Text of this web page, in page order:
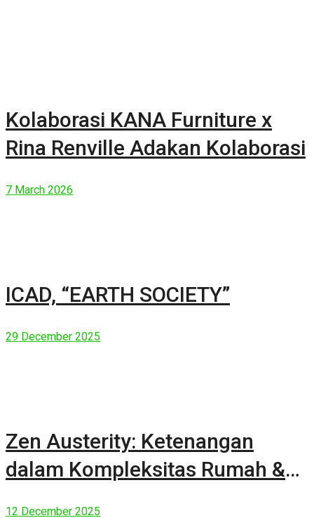
Kolaborasi KANA Furniture x
Rina Renville Adakan Kolaborasi
7 March 2026
ICAD, “EARTH SOCIETY”
29 December 2025
Zen Austerity: Ketenangan
dalam Kompleksitas Rumah &
12 December 2025